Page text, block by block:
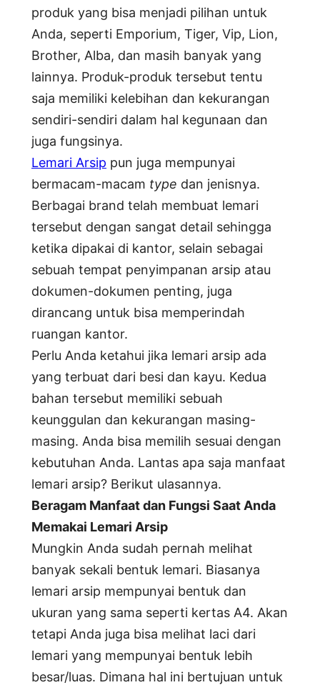
produk yang bisa menjadi pilihan untuk
Anda, seperti Emporium, Tiger, Vip, Lion,
Brother, Alba, dan masih banyak yang
lainnya. Produk-produk tersebut tentu
saja memiliki kelebihan dan kekurangan
sendiri-sendiri dalam hal kegunaan dan
juga fungsinya.
Lemari Arsip pun juga mempunyai
bermacam-macam type dan jenisnya.
Berbagai brand telah membuat lemari
tersebut dengan sangat detail sehingga
ketika dipakai di kantor, selain sebagai
sebuah tempat penyimpanan arsip atau
dokumen-dokumen penting, juga
dirancang untuk bisa memperindah
ruangan kantor.
Perlu Anda ketahui jika lemari arsip ada
yang terbuat dari besi dan kayu. Kedua
bahan tersebut memiliki sebuah
keunggulan dan kekurangan masing-
masing. Anda bisa memilih sesuai dengan
kebutuhan Anda. Lantas apa saja manfaat
lemari arsip? Berikut ulasannya.
Beragam Manfaat dan Fungsi Saat Anda
Memakai Lemari Arsip
Mungkin Anda sudah pernah melihat
banyak sekali bentuk lemari. Biasanya
lemari arsip mempunyai bentuk dan
ukuran yang sama seperti kertas A4. Akan
tetapi Anda juga bisa melihat laci dari
lemari yang mempunyai bentuk lebih
besar/luas. Dimana hal ini bertujuan untuk